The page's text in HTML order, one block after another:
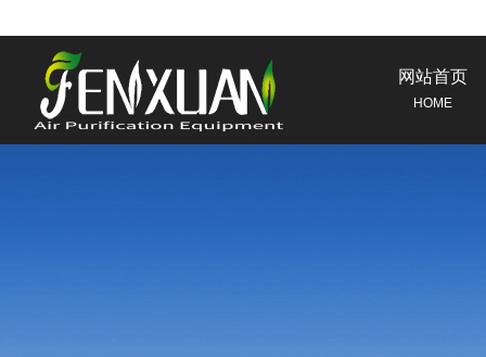
网站首页
HOME